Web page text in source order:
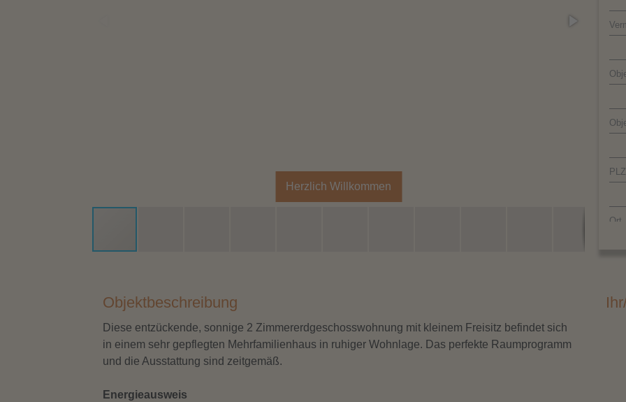
Herzlich Willkommen
PLZ
Ort
Objektbeschreibung
Diese entzückende, sonnige 2 Zimmererdgeschosswohnung mit kleinem Freisitz befindet sich
in einem sehr gepflegten Mehrfamilienhaus in ruhiger Wohnlage. Das perfekte Raumprogramm
und die Ausstattung sind zeitgemäß.
Energieausweis